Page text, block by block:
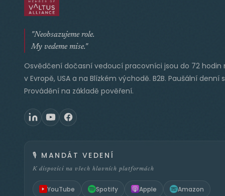
"Neobsazujeme role.
My vedeme mise."
Osvědčení dočasní vedoucí pracovníci jsou do 72 hodin
v Evropě, USA a na Blízkém východě. B2B. Paušální denní
Provádění na základě pověření.
🎙️ MANDÁT VEDENÍ
K dispozici na všech hlavních platformách
YouTube Spotify Apple Amazon